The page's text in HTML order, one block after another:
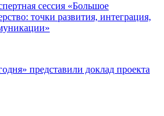
сессия «Большое
точки развития, интеграция,
представили доклад проекта